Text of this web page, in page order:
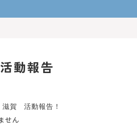
活動報告